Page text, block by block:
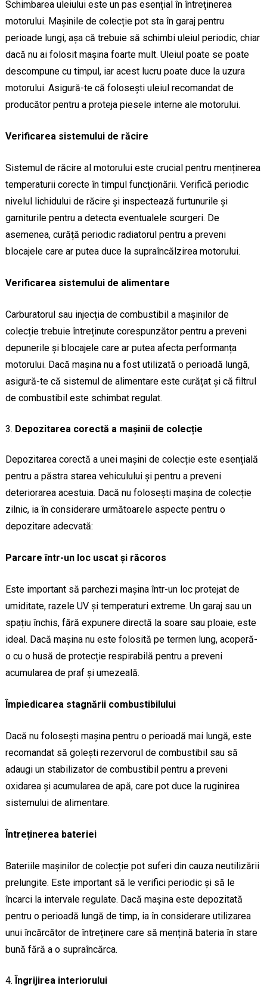
Schimbarea uleiului este un pas esențial în întreținerea
motorului. Mașinile de colecție pot sta în garaj pentru
perioade lungi, așa că trebuie să schimbi uleiul periodic, chiar
dacă nu ai folosit mașina foarte mult. Uleiul poate se poate
descompune cu timpul, iar acest lucru poate duce la uzura
motorului. Asigură-te că folosești uleiul recomandat de
producător pentru a proteja piesele interne ale motorului.
Verificarea sistemului de răcire
Sistemul de răcire al motorului este crucial pentru menținerea
temperaturii corecte în timpul funcționării. Verifică periodic
nivelul lichidului de răcire și inspectează furtunurile și
garniturile pentru a detecta eventualele scurgeri. De
asemenea, curăță periodic radiatorul pentru a preveni
blocajele care ar putea duce la supraîncălzirea motorului.
Verificarea sistemului de alimentare
Carburatorul sau injecția de combustibil a mașinilor de
colecție trebuie întreținute corespunzător pentru a preveni
depunerile și blocajele care ar putea afecta performanța
motorului. Dacă mașina nu a fost utilizată o perioadă lungă,
asigură-te că sistemul de alimentare este curățat și că filtrul
de combustibil este schimbat regulat.
Depozitarea corectă a mașinii de colecție
Depozitarea corectă a unei mașini de colecție este esențială
pentru a păstra starea vehiculului și pentru a preveni
deteriorarea acestuia. Dacă nu folosești mașina de colecție
zilnic, ia în considerare următoarele aspecte pentru o
depozitare adecvată:
Parcare într-un loc uscat și răcoros
Este important să parchezi mașina într-un loc protejat de
umiditate, razele UV și temperaturi extreme. Un garaj sau un
spațiu închis, fără expunere directă la soare sau ploaie, este
ideal. Dacă mașina nu este folosită pe termen lung, acoperă-
o cu o husă de protecție respirabilă pentru a preveni
acumularea de praf și umezeală.
Împiedicarea stagnării combustibilului
Dacă nu folosești mașina pentru o perioadă mai lungă, este
recomandat să golești rezervorul de combustibil sau să
adaugi un stabilizator de combustibil pentru a preveni
oxidarea și acumularea de apă, care pot duce la ruginirea
sistemului de alimentare.
Întreținerea bateriei
Bateriile mașinilor de colecție pot suferi din cauza neutilizării
prelungite. Este important să le verifici periodic și să le
încarci la intervale regulate. Dacă mașina este depozitată
pentru o perioadă lungă de timp, ia în considerare utilizarea
unui încărcător de întreținere care să mențină bateria în stare
bună fără a o supraîncărca.
Îngrijirea interiorului